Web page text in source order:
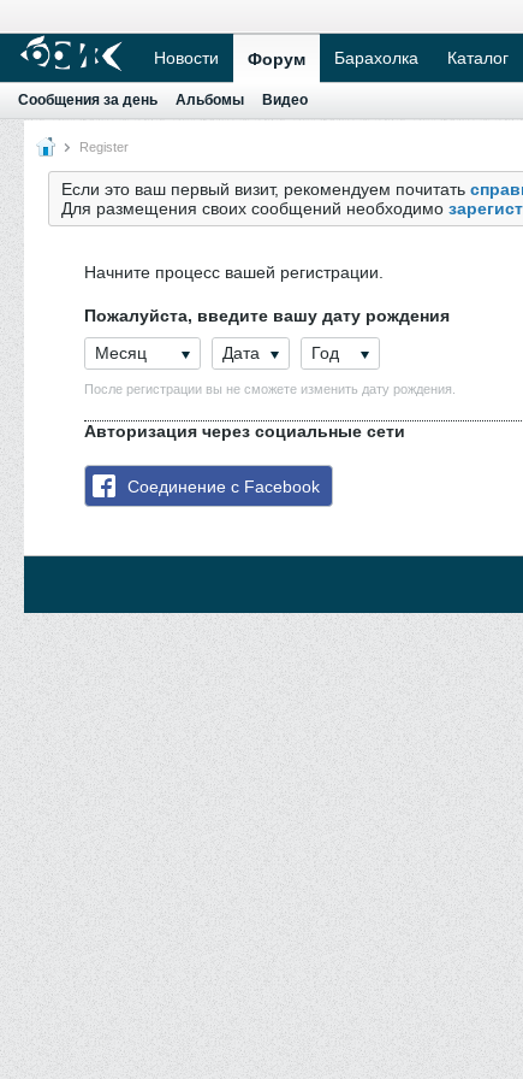
Новости Форум Барахолка Каталог
Сообщения за день Альбомы Видео
Register
Если это ваш первый визит, рекомендуем почитать
Для размещения своих сообщений необходимо
Начните процесс вашей регистрации.
Пожалуйста, введите вашу дату рождения
Месяц
Дата Год
После регистрации вы не сможете изменить дату рождения.
Авторизация через социальные сети
Соединение с Facebook